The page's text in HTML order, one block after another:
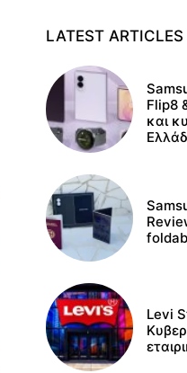
LATEST ARTICLES
Flip8
και
Levi